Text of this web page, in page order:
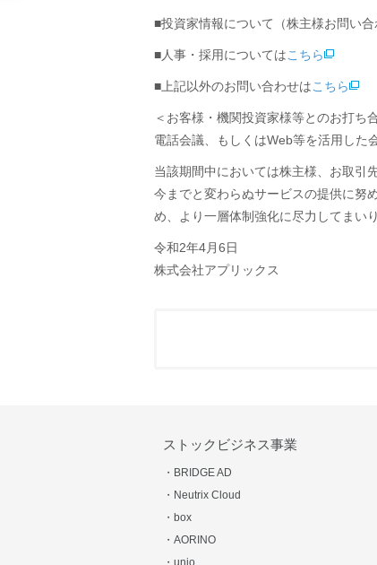
■投資家情報について（株主様お問い合
■人事・採用についてはこちら
■上記以外のお問い合わせはこちら
＜お客様・機関投資家様等とのお打ち
電話会議、もしくはWeb等を活用した
当該期間中においては株主様、お取引
今までと変わらぬサービスの提供に努
め、より一層体制強化に尽力してまい
令和2年4月6日
株式会社アプリックス
ストックビジネス事業
・BRIDGE AD
・Neutrix Cloud
・box
・AORINO
・unio